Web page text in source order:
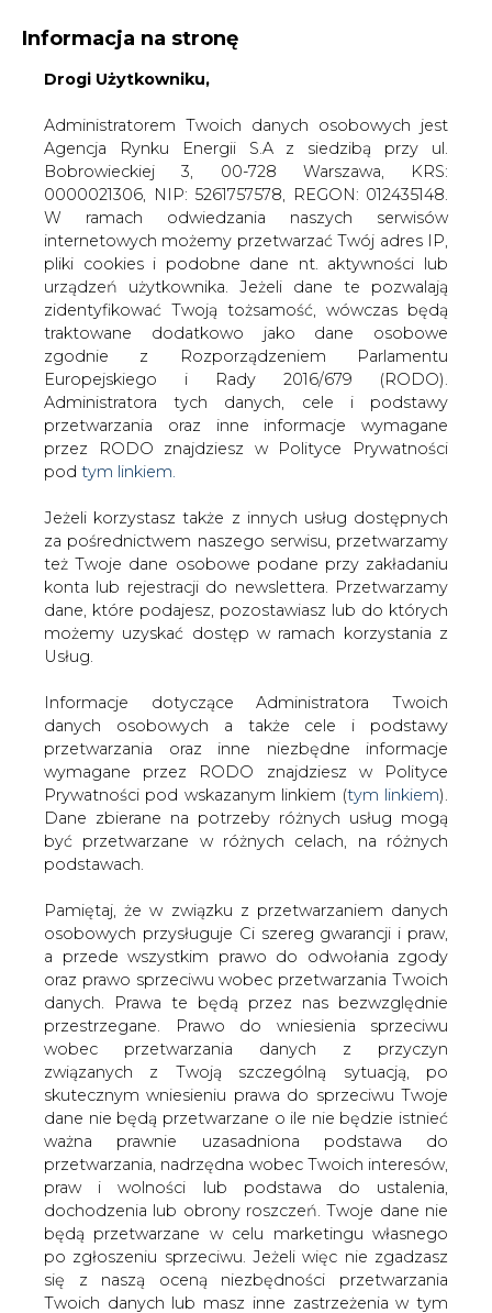
KONTAKT:
WYDAWCA PORTALU:
WYSOKI KONTRAST A A
ZALOGUJ SIĘ
WŁĄCZ CIRE.TV
Informacja na stronę
Drogi Użytkowniku,
Administratorem Twoich danych osobowych jest
Agencja Rynku Energii S.A z siedzibą przy ul.
Bobrowieckiej 3, 00-728 Warszawa, KRS:
0000021306, NIP: 5261757578, REGON: 012435148.
W ramach odwiedzania naszych serwisów
internetowych możemy przetwarzać Twój adres IP,
pliki cookies i podobne dane nt. aktywności lub
urządzeń użytkownika. Jeżeli dane te pozwalają
zidentyfikować Twoją tożsamość, wówczas będą
traktowane dodatkowo jako dane osobowe
zgodnie z Rozporządzeniem Parlamentu
Europejskiego i Rady 2016/679 (RODO).
Administratora tych danych, cele i podstawy
przetwarzania oraz inne informacje wymagane
przez RODO znajdziesz w Polityce Prywatności
pod tym linkiem.
Jeżeli korzystasz także z innych usług dostępnych
za pośrednictwem naszego serwisu, przetwarzamy
też Twoje dane osobowe podane przy zakładaniu
konta lub rejestracji do newslettera. Przetwarzamy
dane, które podajesz, pozostawiasz lub do których
możemy uzyskać dostęp w ramach korzystania z
Usług.
Informacje dotyczące Administratora Twoich
danych osobowych a także cele i podstawy
przetwarzania oraz inne niezbędne informacje
wymagane przez RODO znajdziesz w Polityce
Prywatności pod wskazanym linkiem (tym linkiem).
Dane zbierane na potrzeby różnych usług mogą
być przetwarzane w różnych celach, na różnych
podstawach.
Pamiętaj, że w związku z przetwarzaniem danych
osobowych przysługuje Ci szereg gwarancji i praw,
a przede wszystkim prawo do odwołania zgody
oraz prawo sprzeciwu wobec przetwarzania Twoich
danych. Prawa te będą przez nas bezwzględnie
przestrzegane. Prawo do wniesienia sprzeciwu
wobec przetwarzania danych z przyczyn
związanych z Twoją szczególną sytuacją, po
skutecznym wniesieniu prawa do sprzeciwu Twoje
dane nie będą przetwarzane o ile nie będzie istnieć
ważna prawnie uzasadniona podstawa do
przetwarzania, nadrzędna wobec Twoich interesów,
praw i wolności lub podstawa do ustalenia,
dochodzenia lub obrony roszczeń. Twoje dane nie
będą przetwarzane w celu marketingu własnego
po zgłoszeniu sprzeciwu. Jeżeli więc nie zgadzasz
się z naszą oceną niezbędności przetwarzania
Twoich danych lub masz inne zastrzeżenia w tym
Strona główna
SERWIS INFORMACYJNY CIRE
/ <b>Enron dostał kredyt</b>
2001-12-05 00:00
skomentuj
udostępnij:
<b>Enron dostał kredyt</b>
J.P.Morgan Chase i Citigroup udzielą 1,5
mld USD kredytu handlującemu energią
Enronowi.
Dostępne natychmiast 250 mln USD ma pozwolić
spółce kontynuować działalność w ograniczonym
zakresie, spłacić zadłużenie wobec dostawców i wypłacić
zaległe pensje. Umowy finansowe zawarte w USA nie
dotyczą spółek europejskich, którymi administruje
PriceWaterhouseCoopers (PwC). Prawdopodobnie
zostaną sprzedane: zainteresowanie wyraża m.in. EdF.
PwC nie zarządza też inwestycjami Enronu w Polsce,
Włoszech i Turcji. Podlegają one bezpośrednio centrali w
Houston.